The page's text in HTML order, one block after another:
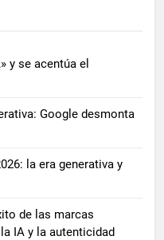
y se acentúa el
Google desmonta
la era generativa y
de las marcas
IA y la autenticidad